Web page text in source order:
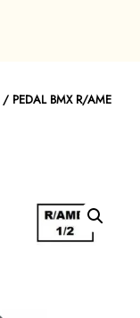
/ PEDAL BMX R/AME